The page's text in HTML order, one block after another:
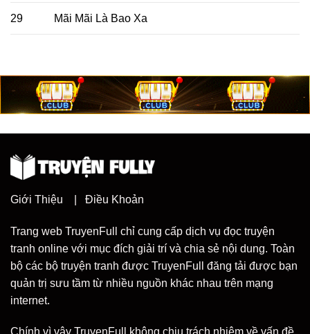
29 Mãi Mãi Là Bao Xa
Giới Thiệu Điều Khoản
Trang web TruyenFull chỉ cung cấp dịch vụ đọc truyện
tranh online với mục đích giải trí và chia sẻ nội dung. Toàn
bộ các bộ truyện tranh được TruyenFull đăng tải được bạn
quản trị sưu tầm từ nhiều nguồn khác nhau trên mạng
internet.